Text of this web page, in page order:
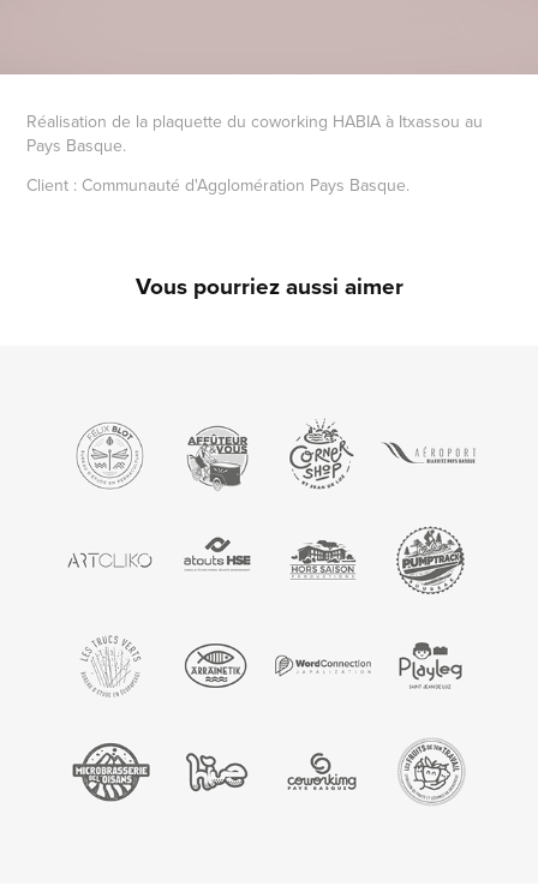
Réalisation de la plaquette du coworking HABIA à Itxassou au
Pays Basque.
Client : Communauté d'Agglomération Pays Basque.
Vous pourriez aussi aimer